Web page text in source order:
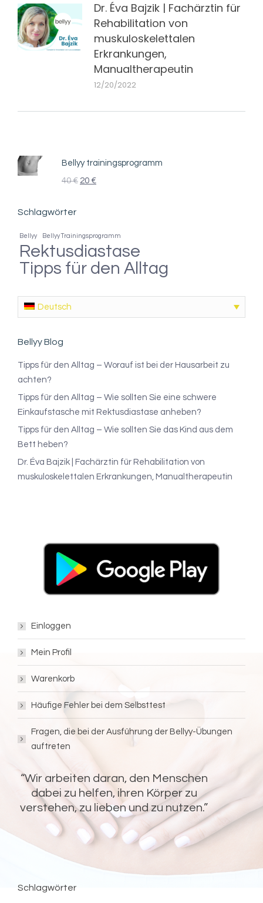
Dr. Éva Bajzik | Fachärztin für
Rehabilitation von
muskuloskelettalen
Erkrankungen,
Manualtherapeutin
12/20/2022
Bellyy trainingsprogramm
40€ 20 €
Schlagwörter
Bellyy Bellyy Trainingsprogramm
Rektusdiastase
Tipps für den Alltag
Deutsch
Bellyy Blog
Tipps für den Alltag – Worauf ist bei der Hausarbeit zu
achten?
Tipps für den Alltag – Wie sollten Sie eine schwere
Einkaufstasche mit Rektusdiastase anheben?
Tipps für den Alltag – Wie sollten Sie das Kind aus dem
Bett heben?
Dr. Éva Bajzik | Fachärztin für Rehabilitation von
muskuloskelettalen Erkrankungen, Manualtherapeutin
Einloggen
Mein Profil
Warenkorb
Häufige Fehler bei dem Selbsttest
Fragen, die bei der Ausführung der Bellyy-Übungen
auftreten
“Wir arbeiten daran, den Menschen
dabei zu helfen, ihren Körper zu
verstehen, zu lieben und zu nutzen.”
FOLGEN SIE UNS!
Bellyy
Facebook
Instagram
Pinterest
Youtube
Schlagwörter